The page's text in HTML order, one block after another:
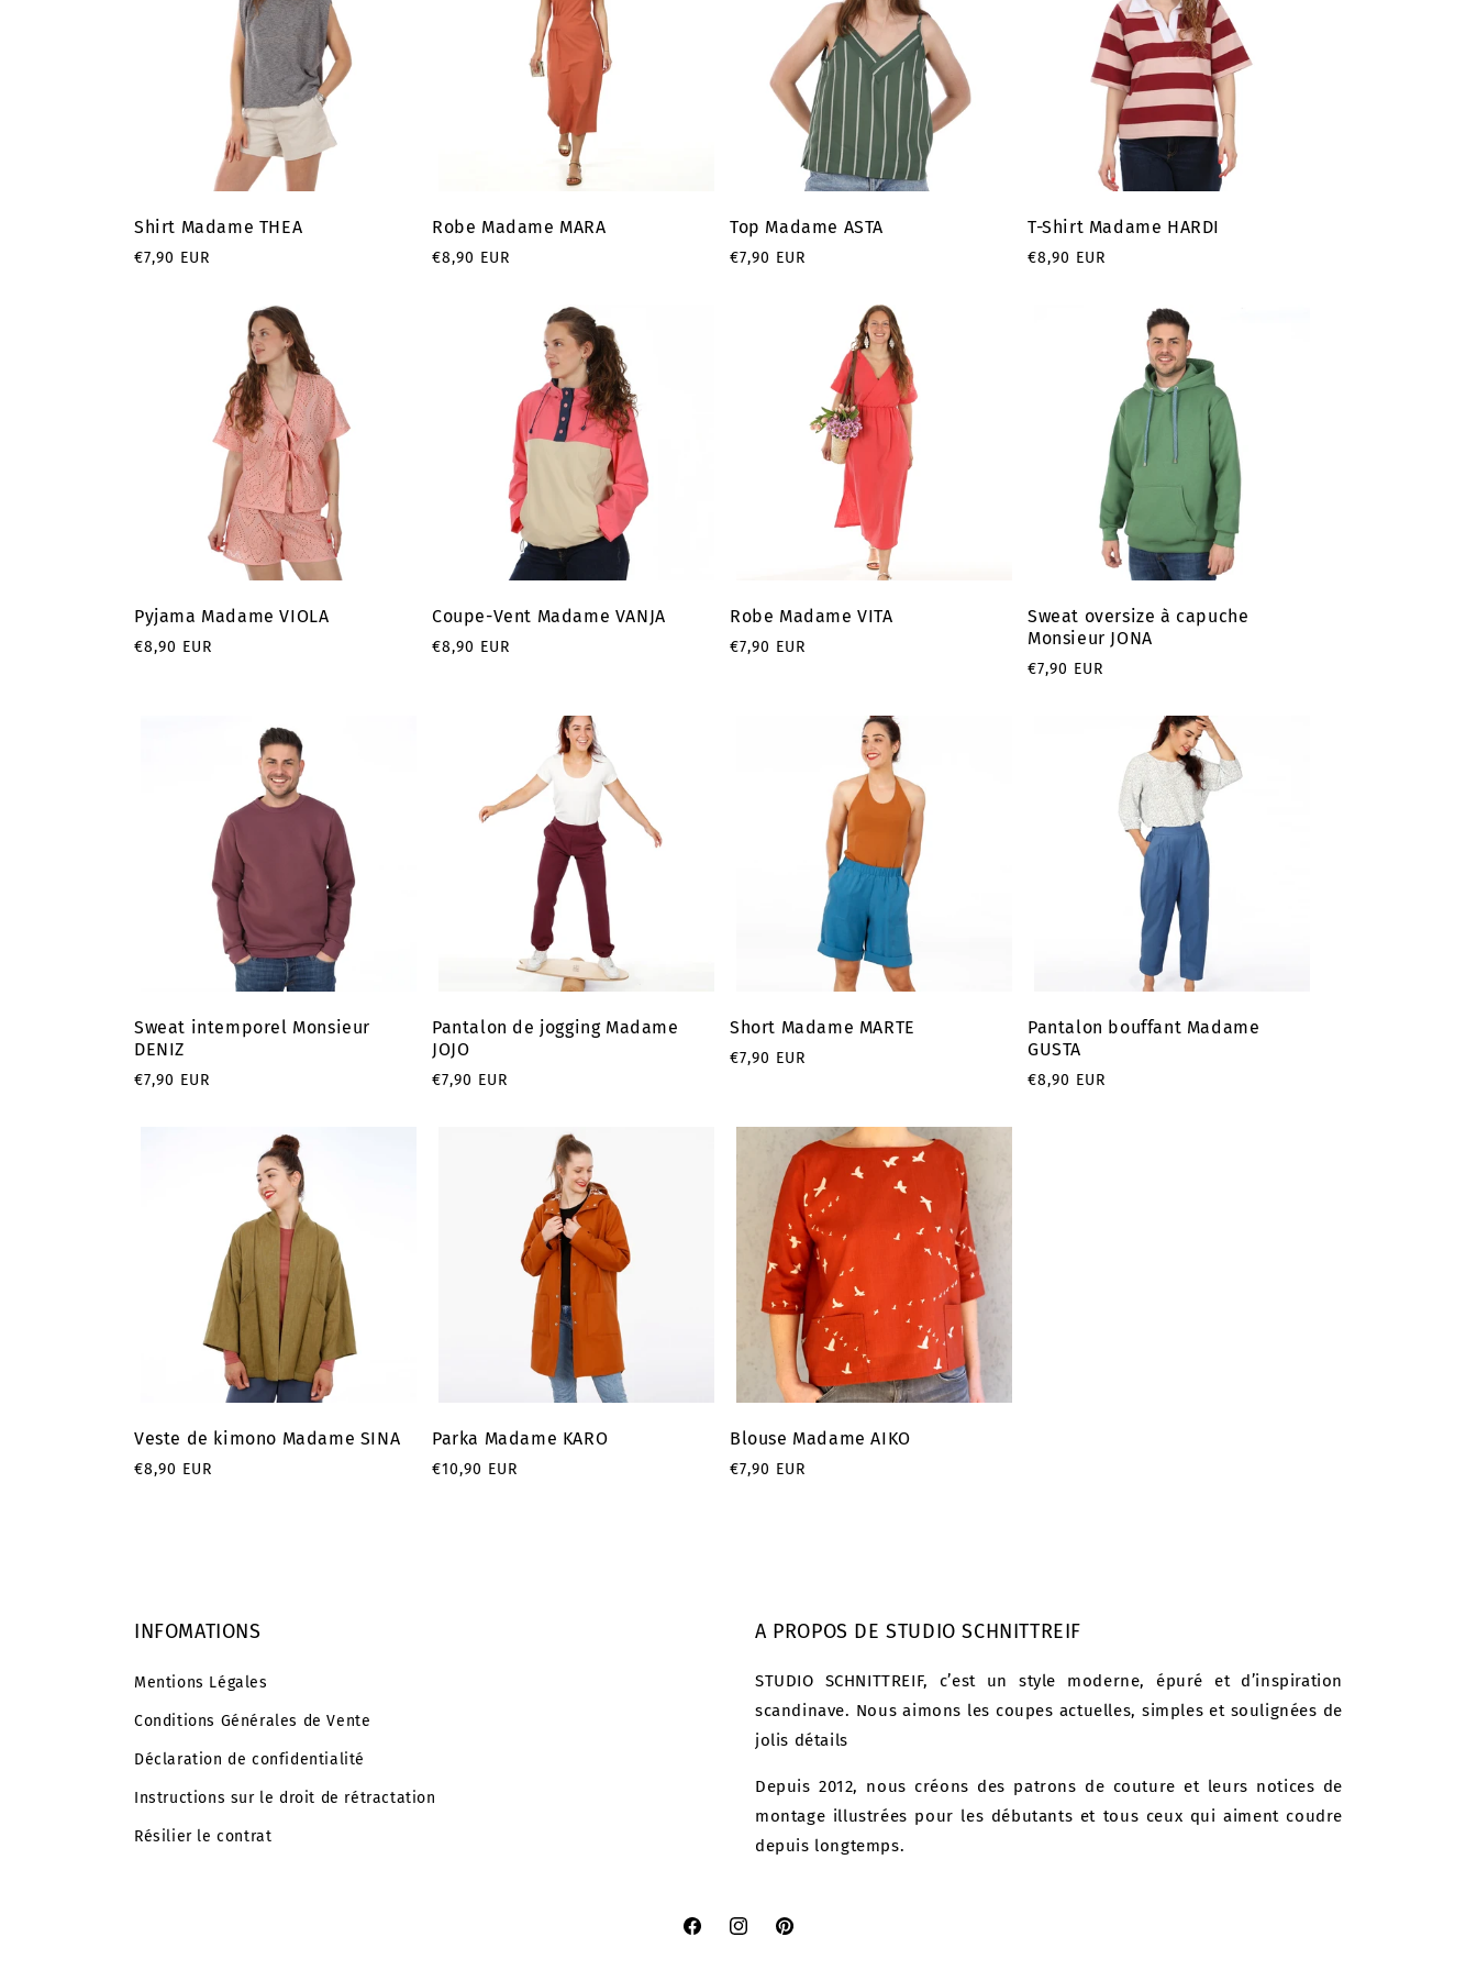
Shirt Madame THEA
Prix
€7,90 EUR
Robe Madame MARA
Prix
€8,90 EUR
Top Madame ASTA
Prix
€7,90 EUR
T-Shirt Madame HARDI
Prix
€8,90 EUR
Pyjama Madame VIOLA
Prix
€8,90 EUR
Coupe-Vent Madame VANJA
Prix
€8,90 EUR
Robe Madame VITA
Prix
€7,90 EUR
Sweat oversize à capuche
Monsieur JONA
Prix
€7,90 EUR
Sweat intemporel Monsieur
DENIZ
Prix
€7,90 EUR
Pantalon de jogging Madame
JOJO
Prix
€7,90 EUR
Short Madame MARTE
Prix
€7,90 EUR
Pantalon bouffant Madame
GUSTA
Prix
€8,90 EUR
Veste de kimono Madame SINA
Prix
€8,90 EUR
Parka Madame KARO
Prix
€10,90 EUR
Blouse Madame AIKO
Prix
€7,90 EUR
INFOMATIONS
Mentions Légales
Conditions Générales de Vente
Déclaration de confidentialité
Instructions sur le droit de rétractation
Résilier le contrat
A PROPOS DE STUDIO SCHNITTREIF
STUDIO SCHNITTREIF, c’est un style moderne, épuré et d’inspiration
scandinave. Nous aimons les coupes actuelles, simples et soulignées de
jolis détails
Depuis 2012, nous créons des patrons de couture et leurs notices de
montage illustrées pour les débutants et tous ceux qui aiment coudre
depuis longtemps.
FacebookInstagramPinterest